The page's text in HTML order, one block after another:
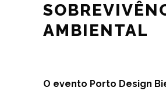
AMBIENTAL
O evento Porto Design